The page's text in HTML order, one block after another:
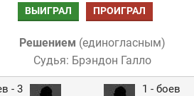
ВЫИГРАЛ ПРОИГРАЛ
Решением (единогласным)
Судья: Брэндон Галло
- 3
1 - боев